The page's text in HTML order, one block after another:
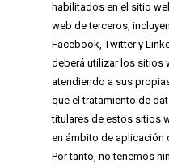
habilitados en el sitio
web de terceros,
Facebook, Twitter y
deberá utilizar los sitios
atendiendo a sus
que el tratamiento de
titulares de estos sitios
en ámbito de aplicación
Por tanto, no tenemos